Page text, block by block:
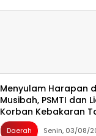
Menyulam Harapan
Musibah, PSMTI dan
Korban Kebakaran
Daerah Senin, 03/08/